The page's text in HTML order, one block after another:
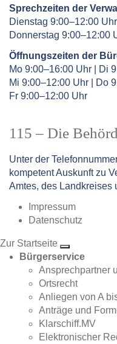
Sprechzeiten der
Dienstag 9:00–12:00
Donnerstag 9:00–12:00
Öffnungszeiten der
Mo 9:00–16:00 Uhr | Di
Mi 9:00–12:00 Uhr | Do
Fr 9:00–12:00 Uhr
115 – Die
Unter der
kompetent Auskunft zu
Amtes, des Landkreises
Impressum
Datenschutz
Zur Startseite
Bürgerservice
Ansprechpartner
Ortsrecht
Anliegen von A
Anträge und
Klarschiff.MV
Elektronischer